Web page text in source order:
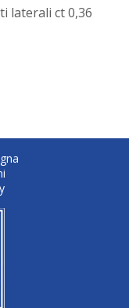
laterali ct 0,36